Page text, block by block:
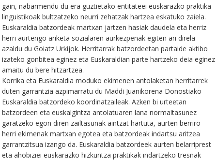
gain, nabarmendu du era guztietako entitateei euskarazko praktika
linguistikoak bultzatzeko neurri zehatzak hartzea eskatuko zaiela.
Euskaraldia batzordeak martxan jartzen hasiak daudela eta herriz
herri aurtengo ariketa sozialaren aurkezpenak egiten ari direla
azaldu du Goiatz Urkijok. Herritarrak batzordeetan partaide aktibo
izateko gonbitea eginez eta Euskaraldian parte hartzeko deia eginez
amaitu du bere hitzartzea.
Korrika eta Euskaraldia moduko ekimenen antolaketan herritarrek
duten garrantzia azpimarratu du Maddi Juanikorena Donostiako
Euskaraldia batzordeko koordinatzaileak. Azken bi urteetan
batzordeen eta euskalgintza antolatuaren lana normaltasunez
garatzeko egon diren zailtasunak aintzat hartuta, aurten berriro
herri ekimenak martxan egotea eta batzordeak indartsu aritzea
garrantzitsua izango da. Euskaraldia batzordeek aurten belarriprest
eta ahobiziei euskarazko hizkuntza praktikak indartzeko tresnak